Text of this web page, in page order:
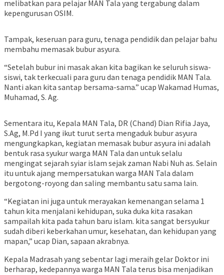
melibatkan para pelajar MAN Tala yang tergabung dalam
kepengurusan OSIM.
Tampak, keseruan para guru, tenaga pendidik dan pelajar bahu
membahu memasak bubur asyura.
“Setelah bubur ini masak akan kita bagikan ke seluruh siswa-
siswi, tak terkecuali para guru dan tenaga pendidik MAN Tala.
Nanti akan kita santap bersama-sama.” ucap Wakamad Humas,
Muhamad, S. Ag.
Sementara itu, Kepala MAN Tala, DR (Chand) Dian Rifia Jaya,
S.Ag, M.Pd I yang ikut turut serta mengaduk bubur asyura
mengungkapkan, kegiatan memasak bubur asyura ini adalah
bentuk rasa syukur warga MAN Tala dan untuk selalu
mengingat sejarah syiar islam sejak zaman Nabi Nuh as. Selain
itu untuk ajang mempersatukan warga MAN Tala dalam
bergotong-royong dan saling membantu satu sama lain.
“Kegiatan ini juga untuk merayakan kemenangan selama 1
tahun kita menjalani kehidupan, suka duka kita rasakan
sampailah kita pada tahun baru islam. kita sangat bersyukur
sudah diberi keberkahan umur, kesehatan, dan kehidupan yang
mapan,” ucap Dian, sapaan akrabnya.
Kepala Madrasah yang sebentar lagi meraih gelar Doktor ini
berharap, kedepannya warga MAN Tala terus bisa menjadikan